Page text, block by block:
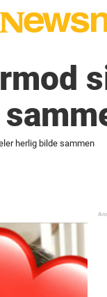
herlig bilde sammen